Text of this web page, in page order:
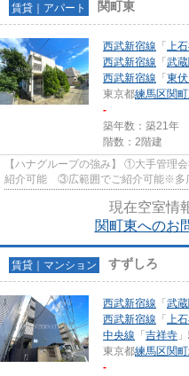
賃貸｜アパート 関町東
西武新宿線 「 上
西武新宿線 「 武
西武新宿線 「 東
東京都練馬区関
-
築年数：築21年
階数：2階建
【ハナグループの強み】 ①大手管
紹介可能 ③広範囲でご紹介可能※
現在空室情
関町東へのお
賃貸｜マンション すずしろ
西武新宿線 「 武
西武新宿線 「 上
中央線 「 吉祥寺
東京都練馬区関
-